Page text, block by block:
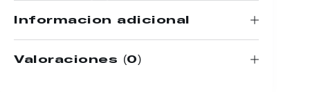
Información adicional
Valoraciones (0)